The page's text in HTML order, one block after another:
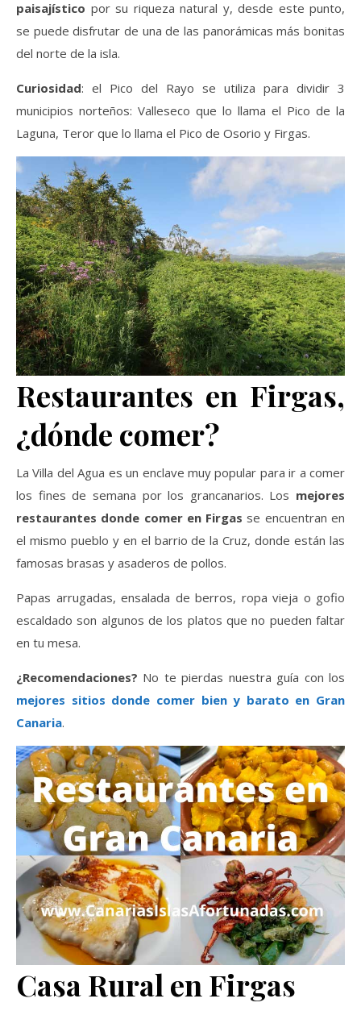
paisajístico por su riqueza natural y, desde este punto,
se puede disfrutar de una de las panorámicas más bonitas
del norte de la isla.
Curiosidad: el Pico del Rayo se utiliza para dividir 3
municipios norteños: Valleseco que lo llama el Pico de la
Laguna, Teror que lo llama el Pico de Osorio y Firgas.
Restaurantes en Firgas,
¿dónde comer?
La Villa del Agua es un enclave muy popular para ir a comer
los fines de semana por los grancanarios. Los mejores
restaurantes donde comer en Firgas se encuentran en
el mismo pueblo y en el barrio de la Cruz, donde están las
famosas brasas y asaderos de pollos.
Papas arrugadas, ensalada de berros, ropa vieja o gofio
escaldado son algunos de los platos que no pueden faltar
en tu mesa.
¿Recomendaciones? No te pierdas nuestra guía con los
mejores sitios donde comer bien y barato en Gran
Canaria.
Casa Rural en Firgas